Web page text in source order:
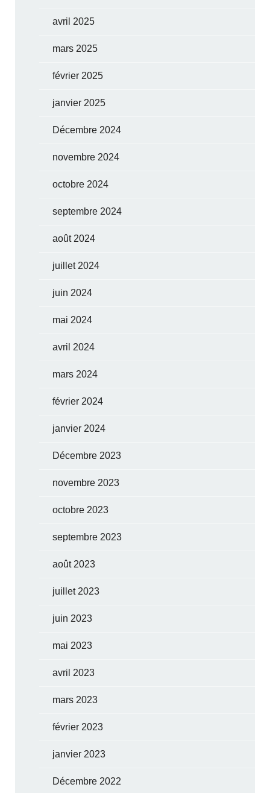
avril 2025
mars 2025
février 2025
janvier 2025
Décembre 2024
novembre 2024
octobre 2024
septembre 2024
août 2024
juillet 2024
juin 2024
mai 2024
avril 2024
mars 2024
février 2024
janvier 2024
Décembre 2023
novembre 2023
octobre 2023
septembre 2023
août 2023
juillet 2023
juin 2023
mai 2023
avril 2023
mars 2023
février 2023
janvier 2023
Décembre 2022